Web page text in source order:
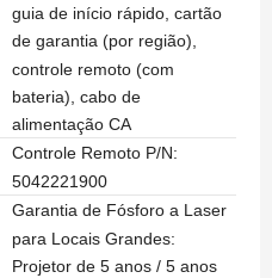
guia de início rápido, cartão
de garantia (por região),
controle remoto (com
bateria), cabo de
alimentação CA
Controle Remoto P/N:
5042221900
Garantia de Fósforo a Laser
para Locais Grandes:
Projetor de 5 anos / 5 anos